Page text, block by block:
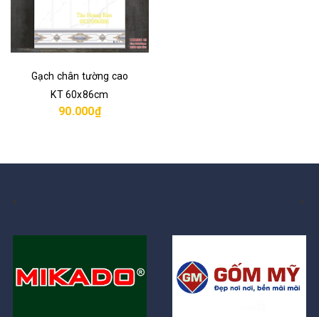
Gạch chân tường cao
KT 60x86cm
90.000₫